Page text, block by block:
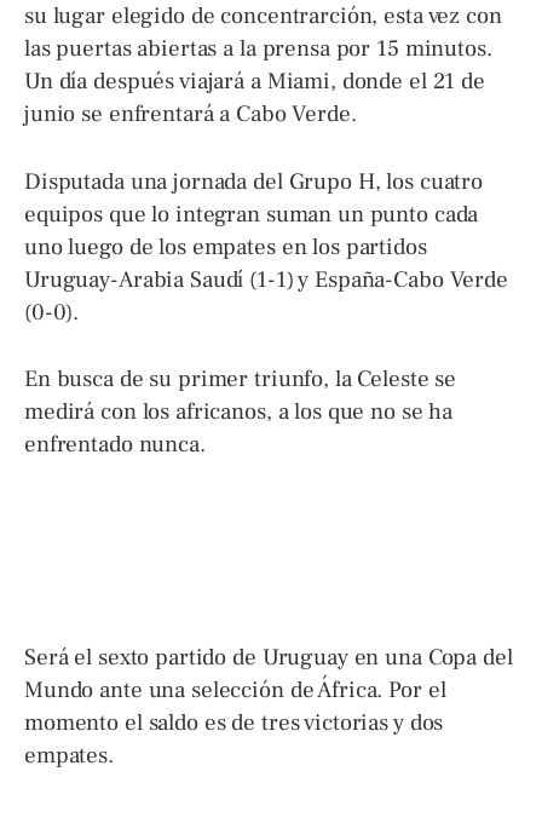
su lugar elegido de concentrarción, esta vez con
las puertas abiertas a la prensa por 15 minutos.
Un día después viajará a Miami, donde el 21 de
junio se enfrentará a Cabo Verde.
Disputada una jornada del Grupo H, los cuatro
equipos que lo integran suman un punto cada
uno luego de los empates en los partidos
Uruguay-Arabia Saudí (1-1) y España-Cabo Verde
(0-0).
En busca de su primer triunfo, la Celeste se
medirá con los africanos, a los que no se ha
enfrentado nunca.
Será el sexto partido de Uruguay en una Copa del
Mundo ante una selección de África. Por el
momento el saldo es de tres victorias y dos
empates.